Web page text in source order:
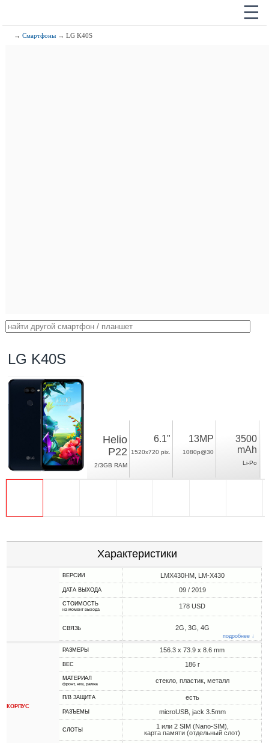
☰
→Смартфоны → LG K40S
LG K40S
Helio
P22
2/3GB RAM
6.1"
1520x720 pix.
13MP
1080p@30
3500
mAh
Li-Po
Характеристики
ВЕРСИИ LMX430HM, LM-X430
ДАТА ВЫХОДА 09 / 2019
СТОИМОСТЬ
на момент выхода 178 USD
СВЯЗЬ 2G, 3G, 4G
подробнее ↓
КОРПУС
РАЗМЕРЫ 156.3 x 73.9 x 8.6 mm
ВЕС 186 г
МАТЕРИАЛ
фронт, низ, рамка стекло, пластик, металл
П/В ЗАЩИТА есть
РАЗЪЕМЫ microUSB, jack 3.5mm
СЛОТЫ
1 или 2 SIM (Nano-SIM),
карта памяти (отдельный слот)